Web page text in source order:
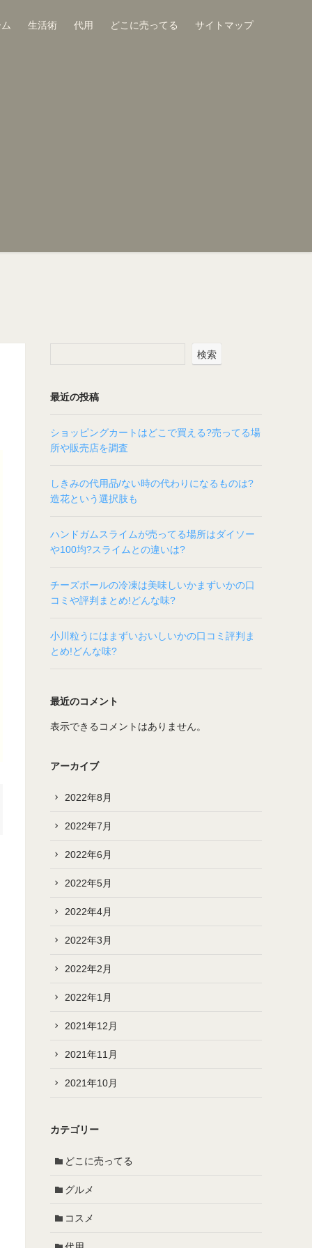
生活術 代用 どこに売ってる サイトマップ
検索
最近の投稿
ショッピングカートはどこで買える?売ってる場
所や販売店を調査
しきみの代用品/ない時の代わりになるものは?
造花という選択肢も
ハンドガムスライムが売ってる場所はダイソー
や100均?スライムとの違いは?
チーズボールの冷凍は美味しいかまずいかの口
コミや評判まとめ!どんな味?
小川粒うにはまずいおいしいかの口コミ評判ま
とめ!どんな味?
最近のコメント
表示できるコメントはありません。
アーカイブ
2022年8月
2022年7月
2022年6月
2022年5月
2022年4月
2022年3月
2022年2月
2022年1月
2021年12月
2021年11月
2021年10月
カテゴリー
どこに売ってる
グルメ
コスメ